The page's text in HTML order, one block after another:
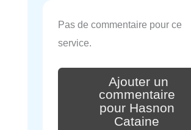
Pas de commentaire pour ce
service.
Ajouter un
commentaire
pour Hasnon
Cataine